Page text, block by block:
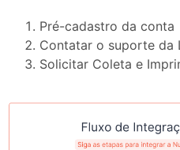
Pré-cadastro da conta
Contatar o suporte da
Solicitar Coleta e